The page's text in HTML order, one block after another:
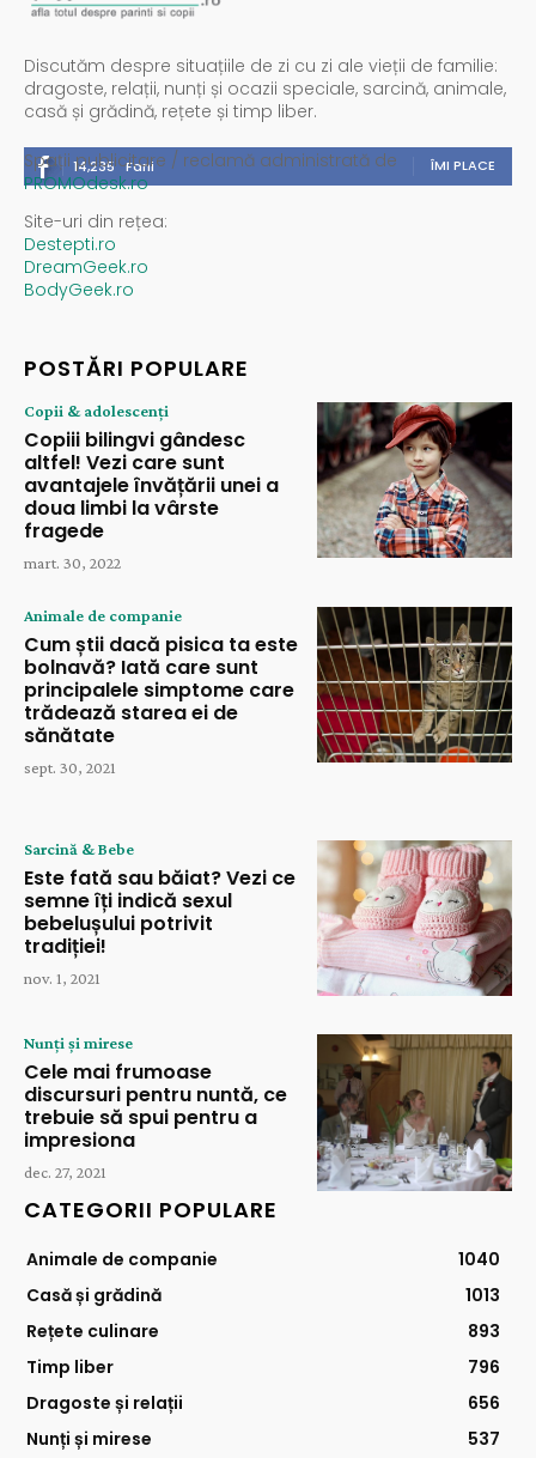
Discutăm despre situațiile de zi cu zi ale vieții de familie:
dragoste, relații, nunți și ocazii speciale, sarcină, animale,
casă și grădină, rețete și timp liber.
14,235 Fani ÎMI PLACE
Spații publicitare / reclamă administrată de
PROMOdesk.ro
Site-uri din rețea:
Destepti.ro
DreamGeek.ro
BodyGeek.ro
POSTĂRI POPULARE
Copii & adolescenți
Copiii bilingvi gândesc
altfel! Vezi care sunt
avantajele învățării unei a
doua limbi la vârste
fragede
mart. 30, 2022
Animale de companie
Cum știi dacă pisica ta este
bolnavă? Iată care sunt
principalele simptome care
trădează starea ei de
sănătate
sept. 30, 2021
Sarcină & Bebe
Este fată sau băiat? Vezi ce
semne îți indică sexul
bebelușului potrivit
tradiției!
nov. 1, 2021
Nunți și mirese
Cele mai frumoase
discursuri pentru nuntă, ce
trebuie să spui pentru a
impresiona
dec. 27, 2021
CATEGORII POPULARE
Animale de companie
1040
Casă și grădină
1013
Rețete culinare
893
Timp liber
796
Dragoste și relații
656
Nunți și mirese
537